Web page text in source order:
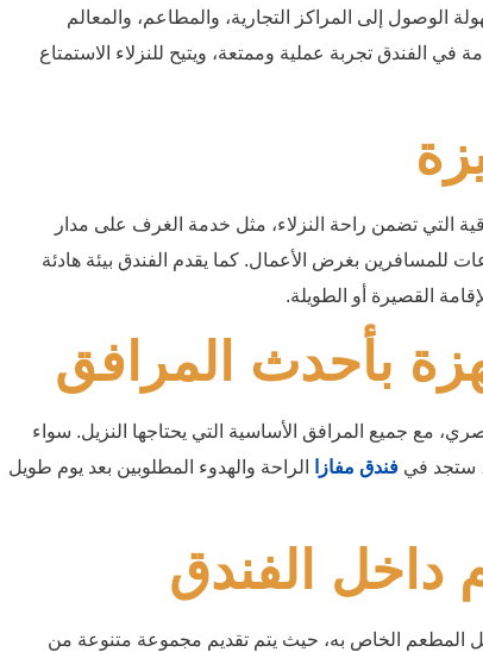
الوصول إلى المراكز التجارية، والمطاعم، والمعالم
في الفندق تجربة عملية وممتعة، ويتيح للنزلاء الاستمتاع
التي تضمن راحة النزلاء، مثل خدمة الغرف على مدار
للمسافرين بغرض الأعمال. كما يقدم الفندق بيئة هادئة
القصيرة أو الطويلة.
بأحدث المرافق
مع جميع المرافق الأساسية التي يحتاجها النزيل. سواء
ستجد في فندق مفازا
الراحة والهدوء المطلوبين بعد يوم طويل
داخل الفندق
المطعم الخاص به، حيث يتم تقديم مجموعة متنوعة من